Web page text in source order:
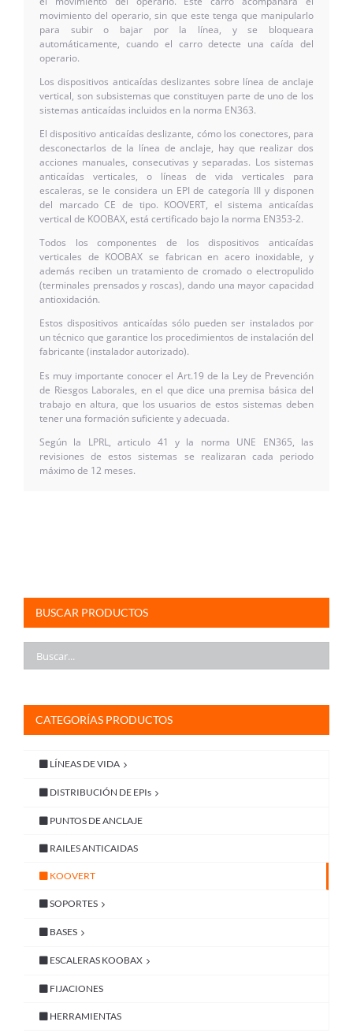
movimiento del operario, sin que este tenga que manipularlo
para subir o bajar por la línea, y se bloqueara
automáticamente, cuando el carro detecte una caída del
operario.
Los dispositivos anticaídas deslizantes sobre línea de anclaje
vertical, son subsistemas que constituyen parte de uno de los
sistemas anticaídas incluidos en la norma EN363.
El dispositivo anticaídas deslizante, cómo los conectores, para
desconectarlos de la línea de anclaje, hay que realizar dos
acciones manuales, consecutivas y separadas. Los sistemas
anticaídas verticales, o líneas de vida verticales para
escaleras, se le considera un EPI de categoría III y disponen
del marcado CE de tipo. KOOVERT, el sistema anticaídas
vertical de KOOBAX, está certificado bajo la norma EN353-2.
Todos los componentes de los dispositivos anticaídas
verticales de KOOBAX se fabrican en acero inoxidable, y
además reciben un tratamiento de cromado o electropulido
(terminales prensados y roscas), dando una mayor capacidad
antioxidación.
Estos dispositivos anticaídas sólo pueden ser instalados por
un técnico que garantice los procedimientos de instalación del
fabricante (instalador autorizado).
Es muy importante conocer el Art.19 de la Ley de Prevención
de Riesgos Laborales, en el que dice una premisa básica del
trabajo en altura, que los usuarios de estos sistemas deben
tener una formación suficiente y adecuada.
Según la LPRL, articulo 41 y la norma UNE EN365, las
revisiones de estos sistemas se realizaran cada periodo
máximo de 12 meses.
BUSCAR PRODUCTOS
CATEGORÍAS PRODUCTOS
LÍNEAS DE VIDA
DISTRIBUCIÓN DE EPIs
PUNTOS DE ANCLAJE
RAILES ANTICAIDAS
KOOVERT
SOPORTES
BASES
ESCALERAS KOOBAX
FIJACIONES
HERRAMIENTAS